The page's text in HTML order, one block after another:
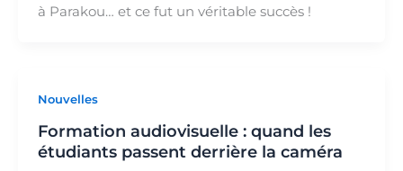
à Parakou… et ce fut un véritable succès !
Nouvelles
Formation audiovisuelle : quand les
étudiants passent derrière la caméra